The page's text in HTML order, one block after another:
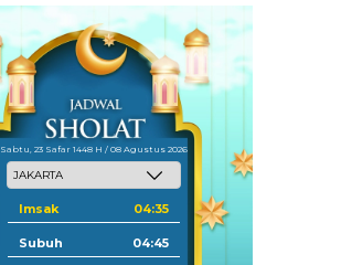
Sabtu, 23 Safar 1448 H / 08 Agustus 2026
Imsak 04:35
Subuh 04:45